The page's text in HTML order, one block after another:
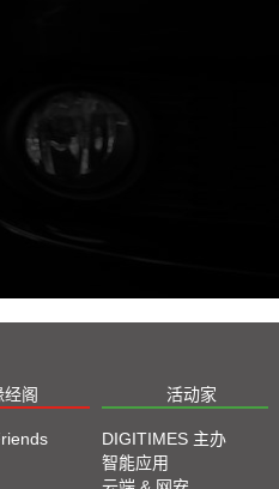
经阁 活动家
DIGITIMES 主办
智能应用